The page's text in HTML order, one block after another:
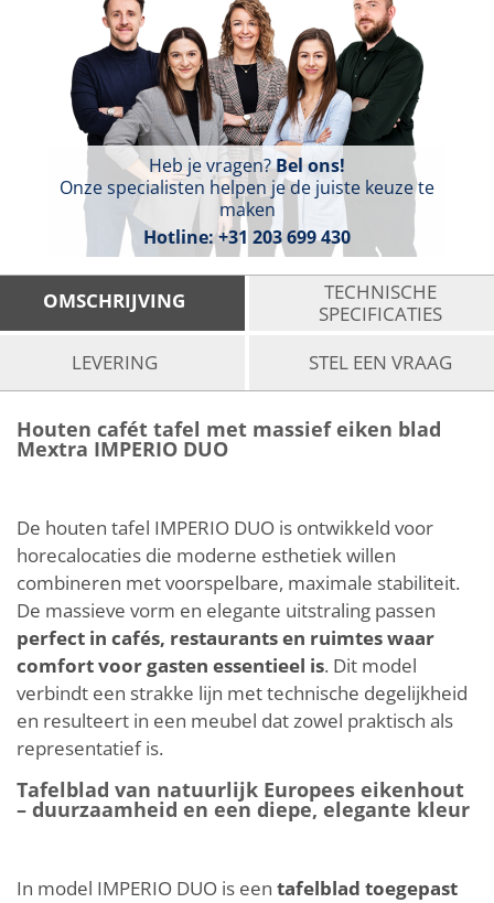
Heb je vragen?Bel ons!
Onze specialisten helpen je de juiste keuze te
maken
Hotline:+31 203 699 430
OMSCHRIJVING
TECHNISCHE
SPECIFICATIES
LEVERING
STEL EEN VRAAG
Houten cafét tafel met massief eiken blad
Mextra IMPERIO DUO
De houten tafel IMPERIO DUO is ontwikkeld voor
horecalocaties die moderne esthetiek willen
combineren met voorspelbare, maximale stabiliteit.
De massieve vorm en elegante uitstraling passen
perfect in cafés, restaurants en ruimtes waar
comfort voor gasten essentieel is. Dit model
verbindt een strakke lijn met technische degelijkheid
en resulteert in een meubel dat zowel praktisch als
representatief is.
Tafelblad van natuurlijk Europees eikenhout
– duurzaamheid en een diepe, elegante kleur
In model IMPERIO DUO is een tafelblad toegepast